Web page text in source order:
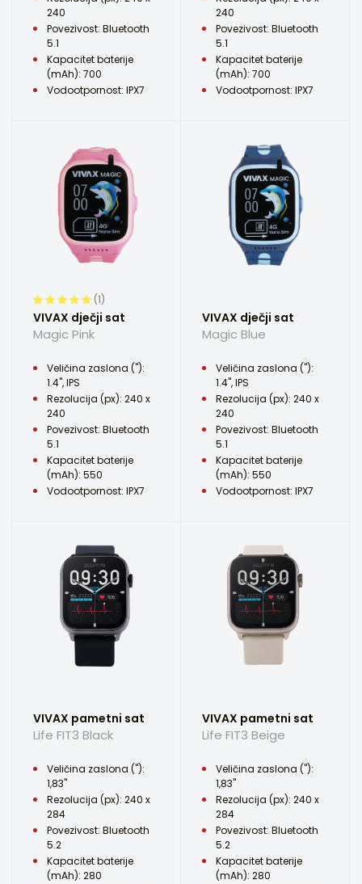
240
Povezivost: Bluetooth
5.1
Kapacitet baterije
(mAh): 700
Vodootpornost: IPX7
240
Povezivost: Bluetooth
5.1
Kapacitet baterije
(mAh): 700
Vodootpornost: IPX7
(1)
VIVAX dječji sat
Magic Pink
Veličina zaslona ("):
1.4", IPS
Rezolucija (px): 240 x
240
Povezivost: Bluetooth
5.1
Kapacitet baterije
(mAh): 550
Vodootpornost: IPX7
VIVAX dječji sat
Magic Blue
Veličina zaslona ("):
1.4", IPS
Rezolucija (px): 240 x
240
Povezivost: Bluetooth
5.1
Kapacitet baterije
(mAh): 550
Vodootpornost: IPX7
VIVAX pametni sat
Life FIT3 Black
Veličina zaslona ("):
1,83"
Rezolucija (px): 240 x
284
Povezivost: Bluetooth
5.2
Kapacitet baterije
(mAh): 280
VIVAX pametni sat
Life FIT3 Beige
Veličina zaslona ("):
1,83"
Rezolucija (px): 240 x
284
Povezivost: Bluetooth
5.2
Kapacitet baterije
(mAh): 280